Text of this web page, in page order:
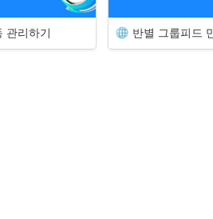
관리하기 반별 그룹피드